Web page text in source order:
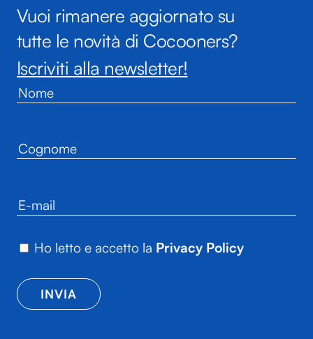
Vuoi rimanere aggiornato su
tutte le novità di Cocooners?
Iscriviti alla newsletter!
Ho letto e accetto la Privacy Policy